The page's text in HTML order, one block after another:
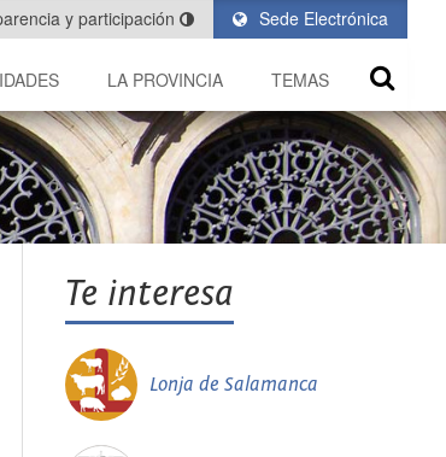
Sede Electrónica
y participación
LA PROVINCIA TEMAS
Te interesa
Lonja de Salamanca